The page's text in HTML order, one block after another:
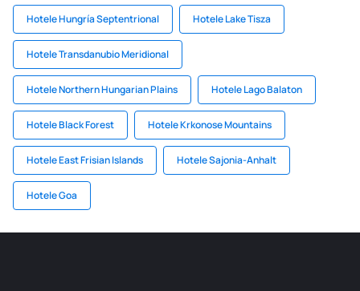
Hotele Hungría Septentrional Hotele Lake Tisza
Hotele Transdanubio Meridional
Hotele Northern Hungarian Plains Hotele Lago Balaton
Hotele Black Forest Hotele Krkonose Mountains
Hotele East Frisian Islands Hotele Sajonia-Anhalt
Hotele Goa